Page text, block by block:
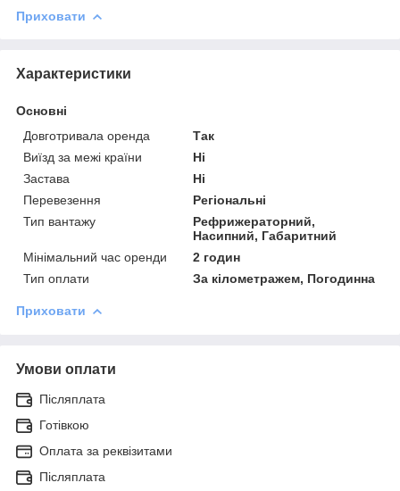
Приховати
Характеристики
Основні
Довготривала оренда
Так
Виїзд за межі країни
Ні
Застава
Ні
Перевезення
Регіональні
Тип вантажу
Рефрижераторний,
Насипний, Габаритний
Мінімальний час оренди
2 годин
Тип оплати
За кілометражем, Погодинна
Приховати
Умови оплати
Післяплата
Готівкою
Оплата за реквізитами
Післяплата